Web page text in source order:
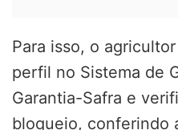
Para isso, o
perfil no Sistema de
Garantia-Safra e
bloqueio, conferindo